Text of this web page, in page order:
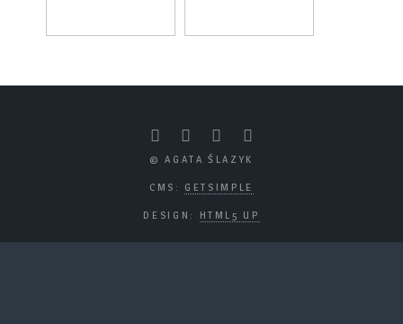
© AGATA ŚLAZYK
CMS: GETSIMPLE
DESIGN: HTML5 UP